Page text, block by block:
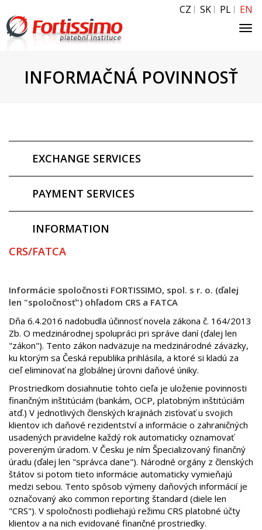
CZ SK PL EN
INFORMAČNÁ POVINNOSŤ
EXCHANGE SERVICES
PAYMENT SERVICES
INFORMATION
CRS/FATCA
Informácie spoločnosti FORTISSIMO, spol. s r. o. (ďalej
len "spoločnosť") ohľadom CRS a FATCA
Dňa 6.4.2016 nadobudla účinnosť novela zákona č. 164/2013
Zb. O medzinárodnej spolupráci pri správe daní (ďalej len
"zákon"). Tento zákon nadväzuje na medzinárodné záväzky,
ku ktorým sa Česká republika prihlásila, a ktoré si kladú za
cieľ eliminovať na globálnej úrovni daňové úniky.
Prostriedkom dosiahnutie tohto cieľa je uloženie povinnosti
finančným inštitúciám (bankám, OCP, platobným inštitúciám
atď.) V jednotlivých členských krajinách zisťovať u svojich
klientov ich daňové rezidentství a informácie o zahraničných
usadených pravidelne každý rok automaticky oznamovať
povereným úradom. V Česku je ním Špecializovaný finančný
úradu (ďalej len "správca dane"). Národné orgány z členských
štátov si potom tieto informácie automaticky vymieňajú
medzi sebou. Tento spôsob výmeny daňových informácií je
označovaný ako common reporting štandard (diele len
"CRS"). V spoločnosti podliehajú režimu CRS platobné účty
klientov a na nich evidované finančné prostriedky.